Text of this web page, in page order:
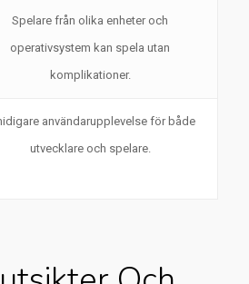
Spelare från olika enheter och
operativsystem kan spela utan
komplikationer.
användarupplevelse för både
utvecklare och spelare.